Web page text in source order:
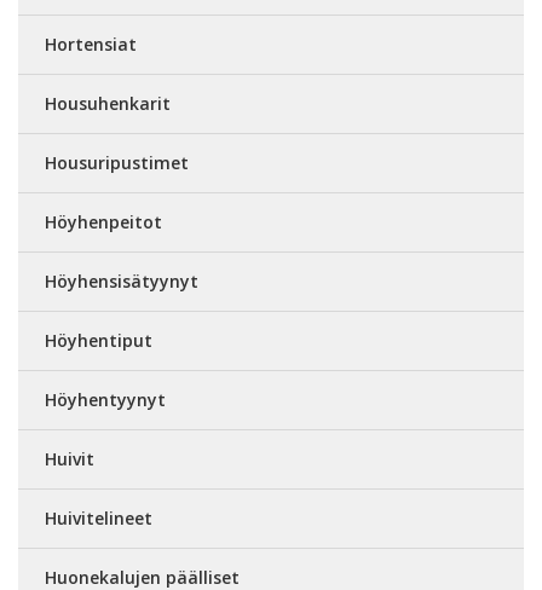
Hortensiat
Housuhenkarit
Housuripustimet
Höyhenpeitot
Höyhensisätyynyt
Höyhentiput
Höyhentyynyt
Huivit
Huivitelineet
Huonekalujen päälliset